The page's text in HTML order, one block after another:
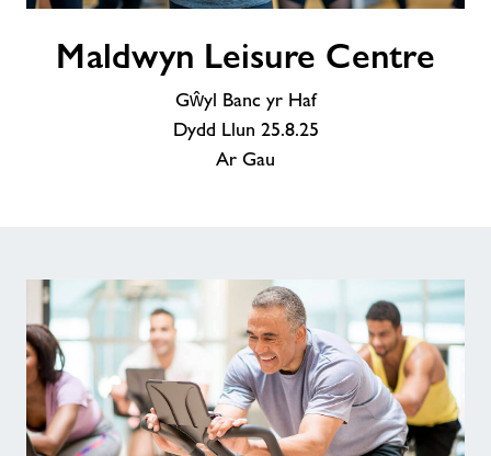
Leisure
CentreMaldwyn Leisure Centre
Gŵyl Banc yr Haf
Dydd Llun 25.8.25
Ar Gau